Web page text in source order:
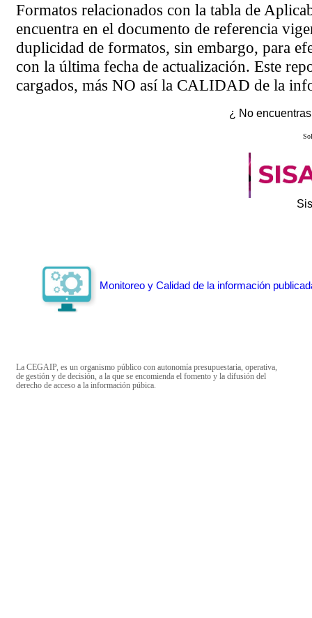
Formatos relacionados con la tabla de
encuentra en el documento de referencia
duplicidad de formatos, sin embargo, para
con la última fecha de actualización. Este
cargados, más NO así la CALIDAD de la
¿ No
Monitoreo y Calidad de la información
La CEGAIP, es un organismo público con autonomía presupuestaria, operativa,
de gestión y de decisión, a la que se encomienda el fomento y la difusión del
derecho de acceso a la información púbica.